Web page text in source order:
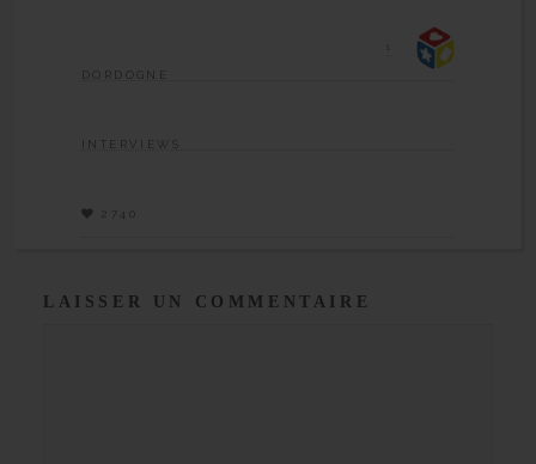
DORDOGNE
INTERVIEWS
2740
LAISSER UN COMMENTAIRE